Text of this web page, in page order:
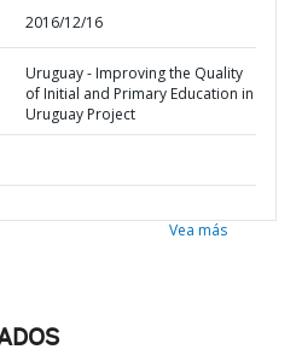
2016/12/16
Uruguay - Improving the Quality
of Initial and Primary Education in
Uruguay Project
Vea más